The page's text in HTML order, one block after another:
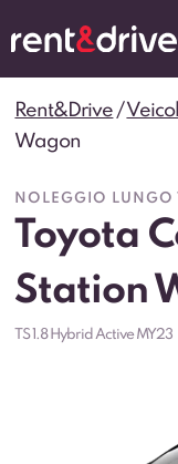
al
contenuto
Rent&Drive /
Wagon
NOLEGGIO LUNGO
Toyota
Station
TS 1.8 Hybrid Active MY23